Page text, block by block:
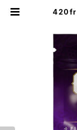
すすめ